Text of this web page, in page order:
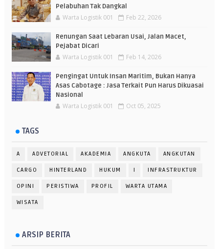
Pelabuhan Tak Dangkal
Warta Logistik 001 Feb 22, 2026
Renungan Saat Lebaran Usai, Jalan Macet,
Pejabat Dicari
Warta Logistik 001 Feb 14, 2026
Pengingat Untuk Insan Maritim, Bukan Hanya
Asas Cabotage : Jasa Terkait Pun Harus Dikuasai
Nasional
Warta Logistik 001 Oct 05, 2025
TAGS
A ADVETORIAL AKADEMIA ANGKUTA ANGKUTAN
CARGO HINTERLAND HUKUM I INFRASTRUKTUR
OPINI PERISTIWA PROFIL WARTA UTAMA
WISATA
ARSIP BERITA